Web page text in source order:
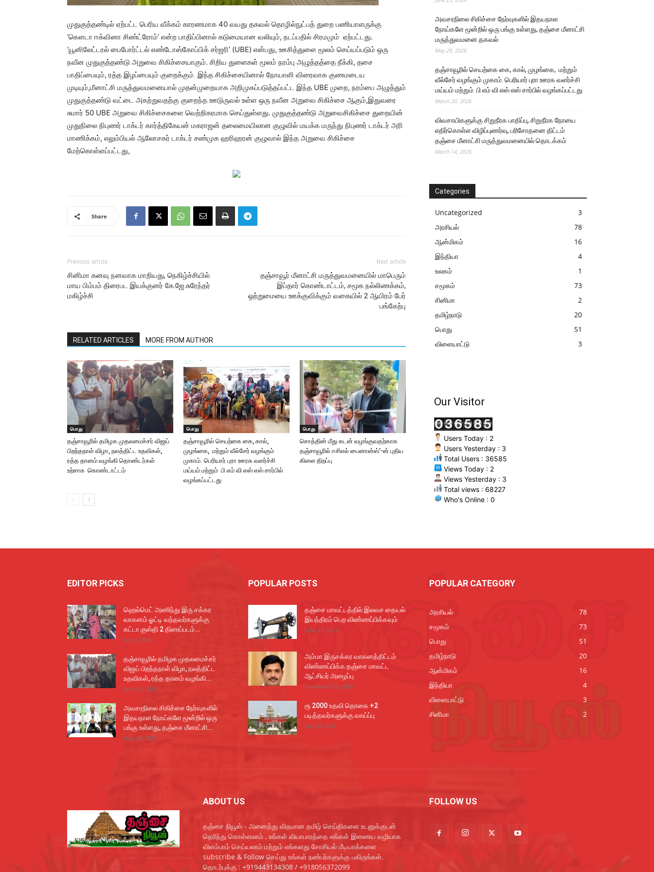
முதுகுத்தண்டில் ஏற்பட்ட பெரிய வீக்கம் காரணமாக 40 வயது தகவல் தொழில்நுட்பத் துறை பணியாளருக்கு
‘கௌடா ஈக்வினா சிண்ட்ரோம்’ என்ற பாதிப்பினால் கடுமையான வலியும், நடப்பதில் சிரமமும் ஏற்பட்டது.
‘யூனிலேட்டரல் பைபோர்ட்டல் எண்டோஸ்கோப்பிக் சர்ஜரி’ (UBE) என்பது, ஊசித்துளை மூலம் செய்யப்படும் ஒரு
நவீன முதுகுத்தண்டு அறுவை சிகிச்சையாகும். சிறிய துளைகள் மூலம் நரம்பு அழுத்தத்தை நீக்கி, தசை
பாதிப்பையும், ரத்த இழப்பையும் குறைக்கும் இந்த சிகிச்சையினால் நோயாளி விரைவாக குணமடைய
முடியும்,மீனாட்சி மருத்துவமனையால் முதன்முறையாக அறிமுகப்படுத்தப்பட்ட இந்த UBE முறை, நரம்பை அழுத்தும்
முதுகுத்தண்டு வட்டை அகற்றுவதற்கு குறைந்த ஊடுருவல் உள்ள ஒரு நவீன அறுவை சிகிச்சை ஆகும்,இதுவரை
சுமார் 50 UBE அறுவை சிகிச்சைகளை வெற்றிகரமாக செய்துள்ளது. முதுகுத்தண்டு அறுவைசிகிச்சை துறையின்
முதுநிலை நிபுணர் டாக்டர் கார்த்திகேயன் மகராஜன் தலைமையிலான குழுவில் மயக்க மருந்து நிபுணர் டாக்டர் அரி
மாணிக்கம், எலும்பியல் ஆலோசகர் டாக்டர் சண்முக ஹரிஹரன் குழுவால் இந்த அறுவை சிகிச்சை
மேற்கொள்ளப்பட்டது,
Share
Previous article
சினிமா கனவு நனவாக மாறியது, நெகிழ்ச்சியில்
மாய பிம்பம் திரைபட இயக்குனர் கே.ஜே.சுரேந்தர்
மகிழ்ச்சி
Next article
தஞ்சாவூர் மீனாட்சி மருத்துவமனையில் மாபெரும்
இப்தார் கொண்டாட்டம், சமூக நல்லிணக்கம்,
ஒற்றுமையை ஊக்குவிக்கும் வகையில் 2 ஆயிரம் பேர்
பங்கேற்பு
RELATED ARTICLES MORE FROM AUTHOR
பொது
தஞ்சாவூரில் தமிழக முதலமைச்சர் விஜய்
பிறந்தநாள் விழா, நலத்திட்ட உதவிகள்,
ரத்த தானம் வழங்கி தொண்டர்கள்
உற்சாக கொண்டாட்டம்
பொது
தஞ்சாவூரில் செயற்கை கை, கால்,
முழங்கை, மற்றும் வீல்சேர் வழங்கும்
முகாம். பெரியார் புரா ஊரக வளர்ச்சி
மய்யம் மற்றும் பி எம் வி எஸ் எஸ் சார்பில்
வழங்கப்பட்டது
பொது
சொத்தின் மீது கடன் வழங்குவதற்காக
தஞ்சாவூரில் ஈசிஎல் பைனான்ஸ்’-ன் புதிய
கிளை திறப்பு
அவசரநிலை சிகிச்சை நேர்வுகளில் இதயநாள
நோய்களே மூன்றில் ஒரு பங்கு உள்ளது, தஞ்சை மீனாட்சி
மருத்துவமனை தகவல்
May 28, 2026
தஞ்சாவூரில் செயற்கை கை, கால், முழங்கை, மற்றும்
வீல்சேர் வழங்கும் முகாம். பெரியார் புரா ஊரக வளர்ச்சி
மய்யம் மற்றும் பி எம் வி எஸ் எஸ் சார்பில் வழங்கப்பட்டது
March 20, 2026
விவசாயிகளுக்கு சிறுநீரக பாதிப்பு, சிறுநீரக நோயை
எதிர்கொள்ள விழிப்புணர்வு, பரிசோதனை திட்டம்
தஞ்சை மீனாட்சி மருத்துவமனையில் தொடக்கம்
March 14, 2026
Categories
Uncategorized
3
அரசியல்
78
ஆன்மிகம்
16
இந்தியா
4
உலகம்
1
சமூகம்
73
சினிமா
2
தமிழ்நாடு
20
பொது
51
விளையாட்டு
3
Our Visitor
Users Today : 2
Users Yesterday : 3
Total Users : 36585
Views Today : 2
Views Yesterday : 3
Total views : 68227
Who's Online : 0
EDITOR PICKS
ஹெல்மெட் அணிந்து இரு சக்கர
வாகனம் ஓட்டி வந்தவர்களுக்கு
கட்டா குஸ்தி 2 திரைப்படம்...
July 5, 2026
தஞ்சாவூரில் தமிழக முதலமைச்சர்
விஜய் பிறந்தநாள் விழா, நலத்திட்ட
உதவிகள், ரத்த தானம் வழங்கி...
June 23, 2026
அவசரநிலை சிகிச்சை நேர்வுகளில்
இதயநாள நோய்களே மூன்றில் ஒரு
பங்கு உள்ளது, தஞ்சை மீனாட்சி...
May 28, 2026
POPULAR POSTS
தஞ்சை மாவட்டத்தில் இலவச தையல்
இயந்திரம் பெற விண்ணப்பிக்கவும்
June 27, 2021
அம்மா இருசக்கர வாகனத்திட்டம்
விண்ணப்பிக்க தஞ்சை மாவட்ட
ஆட்சியர் அழைப்பு
November 26, 2020
ரூ 2000 உதவி தொகை +2
படித்தவர்களுக்கு வாய்ப்பு
July 20, 2021
POPULAR CATEGORY
அரசியல்
78
சமூகம்
73
பொது
51
தமிழ்நாடு
20
ஆன்மிகம்
16
இந்தியா
4
விளையாட்டு
3
சினிமா
2
ABOUT US
தஞ்சை நியூஸ் - அனைத்து விதமான தமிழ் செய்திகளை உடனுக்குடன்
தெரிந்து கொள்ளலாம் , உங்கள் வியாபாரத்தை எங்கள் இணைய வழியாக
விளம்பரம் செய்யலாம் மற்றும் எங்களது சோசியல் மீடியாக்களை
subscribe & Follow செய்து உங்கள் நண்பர்களுக்கு பகிருங்கள்.
தொடர்புக்கு : +919443134308 / +918056372099
FOLLOW US